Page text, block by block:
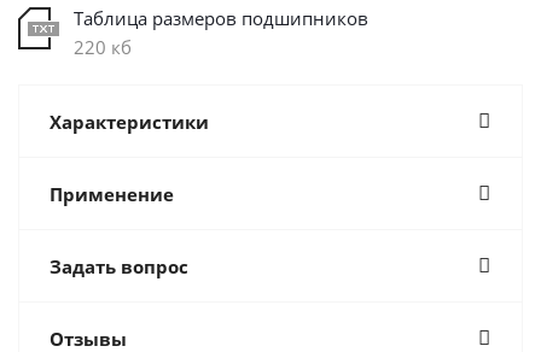
Таблица размеров подшипников
220 кб
Характеристики
Применение
Задать вопрос
Отзывы